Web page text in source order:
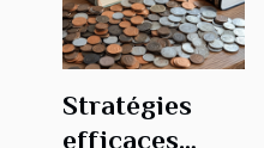
Stratégies
efficaces